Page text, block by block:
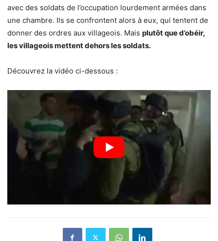
avec des soldats de l’occupation lourdement armées dans
une chambre. Ils se confrontent alors à eux, qui tentent de
donner des ordres aux villageois. Mais plutôt que d’obéir,
les villageois mettent dehors les soldats.
Découvrez la vidéo ci-dessous :